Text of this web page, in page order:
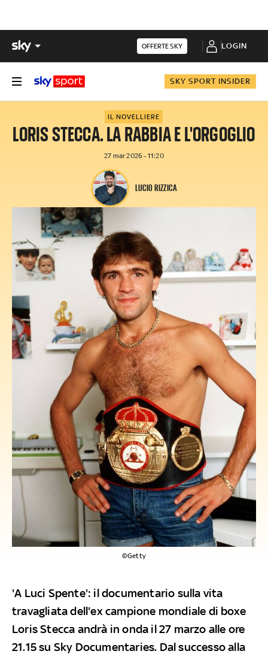
OFFERTE SKY LOGIN
SKY SPORT INSIDER
IL NOVELLIERE
LORIS STECCA. LA RABBIA E L'ORGOGLIO
27 mar 2026 - 11:20
LUCIO RIZZICA
©Getty
'A Luci Spente': il documentario sulla vita
travagliata dell'ex campione mondiale di boxe
Loris Stecca andrà in onda il 27 marzo alle ore
21.15 su Sky Documentaries. Dal successo alla